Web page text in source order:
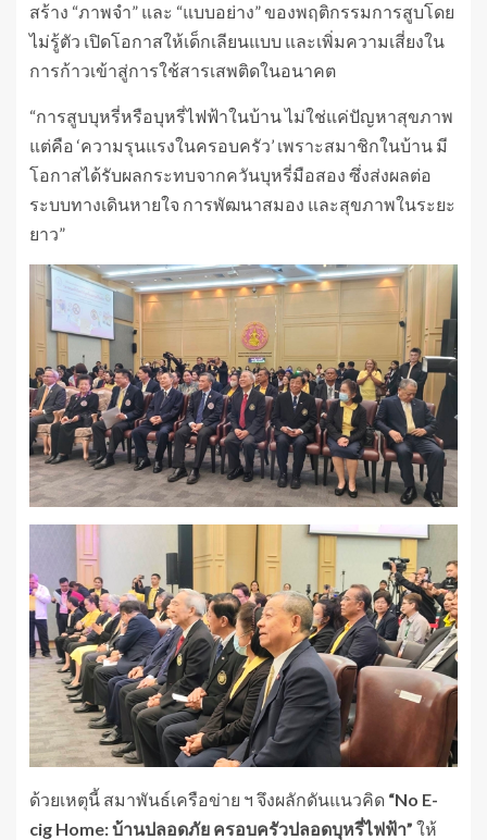
สร้าง “ภาพจำ” และ “แบบอย่าง” ของพฤติกรรมการสูบโดย
ไม่รู้ตัว เปิดโอกาสให้เด็กเลียนแบบ และเพิ่มความเสี่ยงใน
การก้าวเข้าสู่การใช้สารเสพติดในอนาคต
“การสูบบุหรี่หรือบุหรี่ไฟฟ้าในบ้าน ไม่ใช่แค่ปัญหาสุขภาพ
แต่คือ ‘ความรุนแรงในครอบครัว’ เพราะสมาชิกในบ้าน มี
โอกาสได้รับผลกระทบจากควันบุหรี่มือสอง ซึ่งส่งผลต่อ
ระบบทางเดินหายใจ การพัฒนาสมอง และสุขภาพในระยะ
ยาว”
ด้วยเหตุนี้ สมาพันธ์เครือข่าย ฯ จึงผลักดันแนวคิด “No E-
cig Home: บ้านปลอดภัย ครอบครัวปลอดบุหรี่ไฟฟ้า” ให้